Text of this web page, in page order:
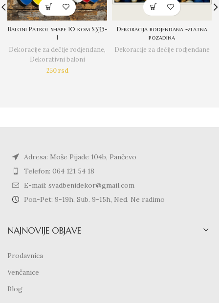
Baloni Patrol shape 10 kom S335-
1
Dekoracije za dečije rodjendane,
Dekorativni baloni
250rsd
Dekoracija rodjendana -zlatna
pozadina
Dekoracije za dečije rodjendane
Adresa: Moše Pijade 104b, Pančevo
Telefon: 064 121 54 18
E-mail: svadbenidekor@gmail.com
Pon-Pet: 9-19h, Sub. 9-15h, Ned. Ne radimo
NAJNOVIJE OBJAVE
Prodavnica
Venčanice
Blog